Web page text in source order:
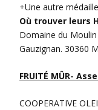
+Une autre
Où trouver leurs
Domaine du
Gauzignan. 30360
FRUITÉ MÛR-
COOPERATIVE